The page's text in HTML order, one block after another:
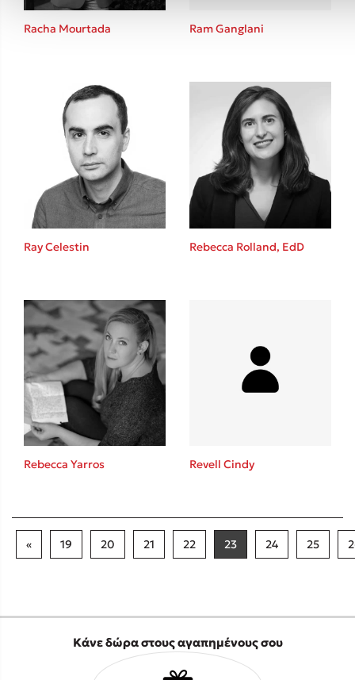
Racha Mourtada Ram Ganglani
Ray Celestin Rebecca Rolland, EdD
Rebecca Yarros Revell Cindy
« 19 20 21 22 23 24 25
Κάνε δώρα στους αγαπημένους σου